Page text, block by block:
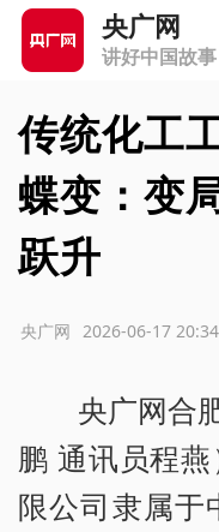
央广网
讲好中国故
传统化工
蝶变：变
跃升
2026-06-17
央广网
央广网合
鹏 通讯员程
限公司隶属于